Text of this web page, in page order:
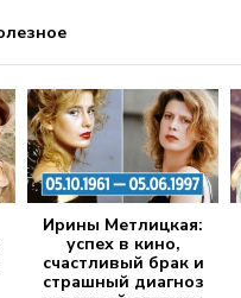
Ирины Метлицкая:
успех в кино,
счастливый брак и
страшный диагноз